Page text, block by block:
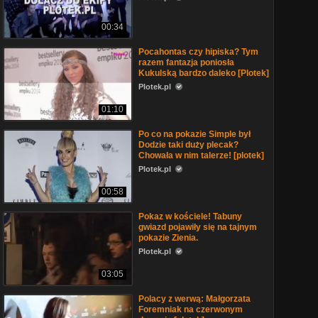
00:34
01:10
Pocahontas czy hipiska? Tym
razem fantazja poniosła
Kukulską bardzo daleko [Plotek]
Plotek.pl
00:58
Po co na pokazie Simple był
Dodzie taki duży plecak?
Chowała w nim talerze! [plotek]
Plotek.pl
03:05
Pokaz w kościele! Tabuny
gwiazd pojawiły się na tajnym
pokazie Zienia.
Plotek.pl
Polacy z werwą: Małgorzata
Foremniak na czerwonym